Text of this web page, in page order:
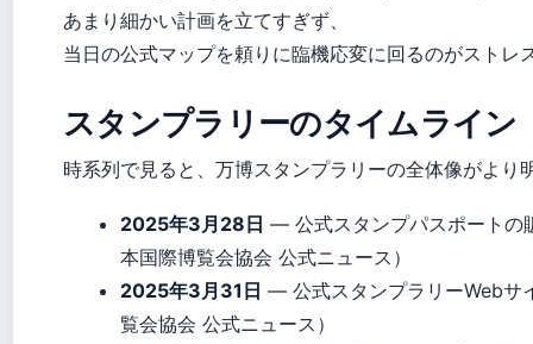
あまり細かい計画を立てすぎず、
当日の公式マップを頼りに臨機応変に回るのがストレ
スタンプラリーのタイムライン
時系列で見ると、万博スタンプラリーの全体像がより
2025年3月28日 — 公式スタンプパスポートの
本国際博覧会協会 公式ニュース）
2025年3月31日 — 公式スタンプラリーWebサ
覧会協会 公式ニュース）